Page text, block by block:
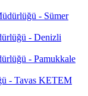
- Sümer
- Denizli
- Pamukkale
- Tavas KETEM